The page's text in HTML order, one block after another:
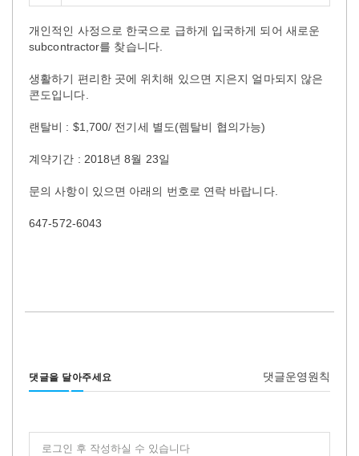
개인적인 사정으로 한국으로 급하게 입국하게 되어 새로운
subcontractor를 찾습니다.
생활하기 편리한 곳에 위치해 있으면 지은지 얼마되지 않은
콘도입니다.
랜탈비 : $1,700/ 전기세 별도(렘탈비 협의가능)
계약기간 : 2018년 8월 23일
문의 사항이 있으면 아래의 번호로 연락 바랍니다.
647-572-6043
댓글을 달아주세요 댓글운영원칙
로그인 후 작성하실 수 있습니다